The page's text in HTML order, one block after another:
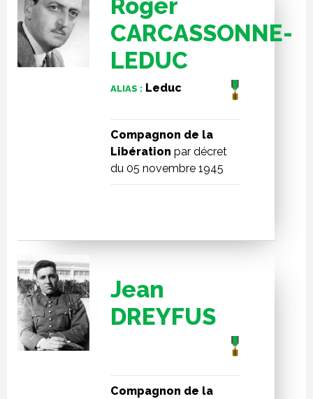
Roger
CARCASSONNE-
LEDUC
ALIAS :Leduc
Compagnon de la
Libération par décret
du 05 novembre 1945
Jean
DREYFUS
Compagnon de la